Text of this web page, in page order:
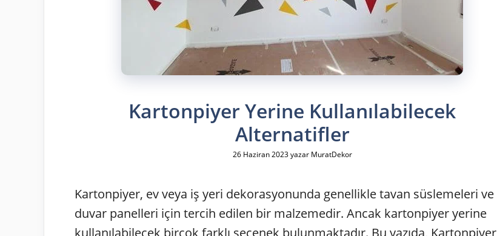
Kartonpiyer Yerine Kullanılabilecek
Alternatifler
26 Haziran 2023 yazar MuratDekor
Kartonpiyer, ev veya iş yeri dekorasyonunda genellikle tavan süslemeleri ve
duvar panelleri için tercih edilen bir malzemedir. Ancak kartonpiyer yerine
kullanılabilecek birçok farklı seçenek bulunmaktadır. Bu yazıda, Kartonpiyer